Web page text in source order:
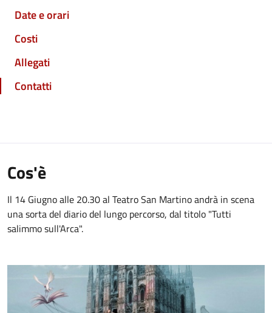
Date e orari
Costi
Allegati
Contatti
Cos'è
Il 14 Giugno alle 20.30 al Teatro San Martino andrà in scena
una sorta del diario del lungo percorso, dal titolo "Tutti
salimmo sull'Arca".